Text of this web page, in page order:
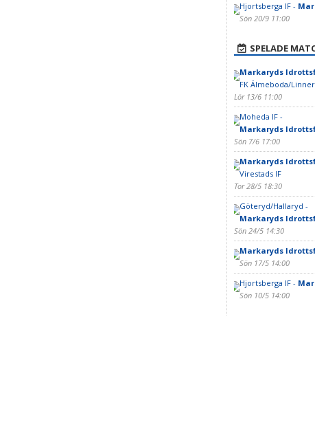
Hjortsberga IF -
Sön 20/9 11:00
SPELADE
Markaryds
FK Älmeboda/
Lör 13/6 11:00
Moheda IF -
Markaryds
Sön 7/6 17:00
Markaryds
Virestads IF
Tor 28/5 18:30
Göteryd/Hallaryd -
Markaryds
Sön 24/5 14:30
Markaryds
Sön 17/5 14:00
Hjortsberga IF -
Sön 10/5 14:00